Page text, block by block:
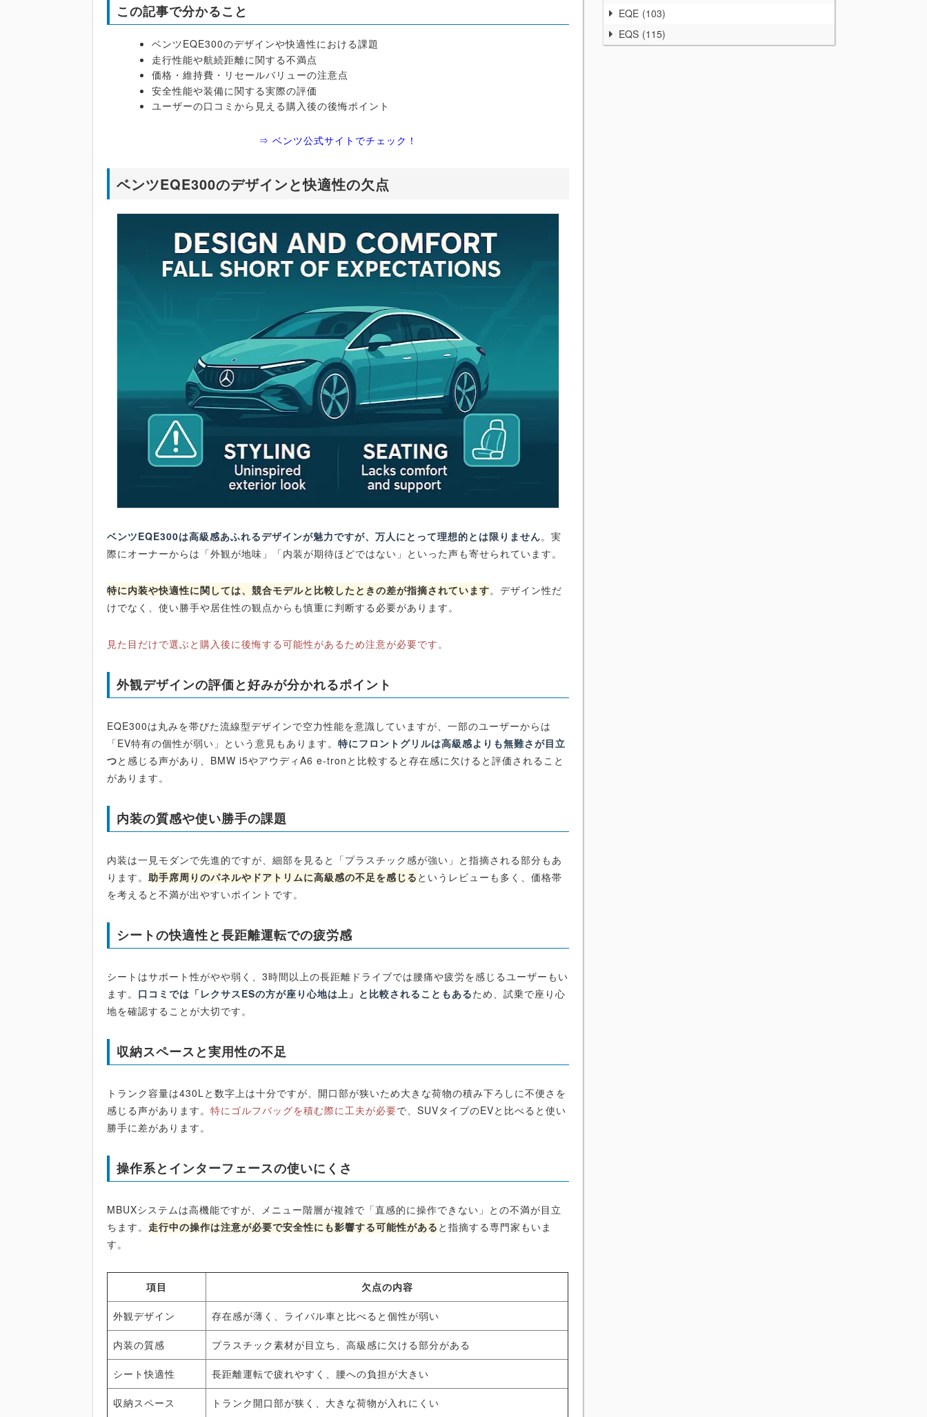
この記事で分かること
ベンツEQE300のデザインや快適性における課題
走行性能や航続距離に関する不満点
価格・維持費・リセールバリューの注意点
安全性能や装備に関する実際の評価
ユーザーの口コミから見える購入後の後悔ポイント
⇒ ベンツ公式サイトでチェック！
ベンツEQE300のデザインと快適性の欠点
ベンツEQE300は高級感あふれるデザインが魅力ですが、万人にとって理想的とは限りません。実
際にオーナーからは「外観が地味」「内装が期待ほどではない」といった声も寄せられています。
特に内装や快適性に関しては、競合モデルと比較したときの差が指摘されています。デザイン性だ
けでなく、使い勝手や居住性の観点からも慎重に判断する必要があります。
見た目だけで選ぶと購入後に後悔する可能性があるため注意が必要です。
外観デザインの評価と好みが分かれるポイント
EQE300は丸みを帯びた流線型デザインで空力性能を意識していますが、一部のユーザーからは
「EV特有の個性が弱い」という意見もあります。特にフロントグリルは高級感よりも無難さが目立
つと感じる声があり、BMW i5やアウディA6 e-tronと比較すると存在感に欠けると評価されること
があります。
内装の質感や使い勝手の課題
内装は一見モダンで先進的ですが、細部を見ると「プラスチック感が強い」と指摘される部分もあ
ります。助手席周りのパネルやドアトリムに高級感の不足を感じる というレビューも多く、価格帯
を考えると不満が出やすいポイントです。
シートの快適性と長距離運転での疲労感
シートはサポート性がやや弱く、3時間以上の長距離ドライブでは腰痛や疲労を感じるユーザーもい
ます。 口コミでは「レクサスESの方が座り心地は上」と比較されることもあるため、試乗で座り心
地を確認することが大切です。
収納スペースと実用性の不足
トランク容量は430Lと数字上は十分ですが、開口部が狭いため大きな荷物の積み下ろしに不便さを
感じる声があります。特にゴルフバッグを積む際に工夫が必要で、SUVタイプのEVと比べると使い
勝手に差があります。
操作系とインターフェースの使いにくさ
MBUXシステムは高機能ですが、メニュー階層が複雑で「直感的に操作できない」との不満が目立
ちます。 走行中の操作は注意が必要で安全性にも影響する可能性がある と指摘する専門家もいま
す。
項目 欠点の内容
外観デザイン 存在感が薄く、ライバル車と比べると個性が弱い
内装の質感 プラスチック素材が目立ち、高級感に欠ける部分がある
シート快適性 長距離運転で疲れやすく、腰への負担が大きい
収納スペース トランク開口部が狭く、大きな荷物が入れにくい
EQE 103
EQS 115